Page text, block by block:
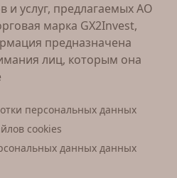
и услуг, предлагаемых АО
марка GX2Invest,
предназначена
лиц, которым она
персональных данных
cookies
данных данных